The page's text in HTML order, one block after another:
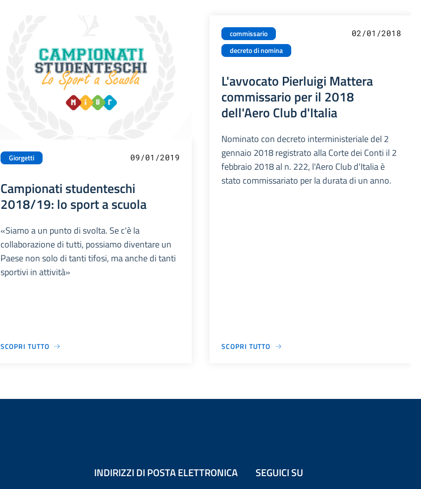
Giorgetti 09/01/2019
Campionati studenteschi
2018/19: lo sport a scuola
«Siamo a un punto di svolta. Se c'è la
collaborazione di tutti, possiamo diventare un
Paese non solo di tanti tifosi, ma anche di tanti
sportivi in attività»
SCOPRI TUTTO
commissario
decreto di nomina
02/01/2018
L'avvocato Pierluigi Mattera
commissario per il 2018
dell'Aero Club d'Italia
Nominato con decreto interministeriale del 2
gennaio 2018 registrato alla Corte dei Conti il 2
febbraio 2018 al n. 222, l'Aero Club d'Italia è
stato commissariato per la durata di un anno.
SCOPRI TUTTO
INDIRIZZI DI POSTA ELETTRONICA SEGUICI SU